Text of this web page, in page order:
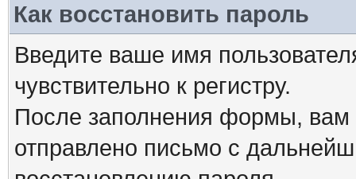
Как восстановить пароль
Введите ваше имя
чувствительно к регистру.
После заполнения формы, вам
отправлено письмо с